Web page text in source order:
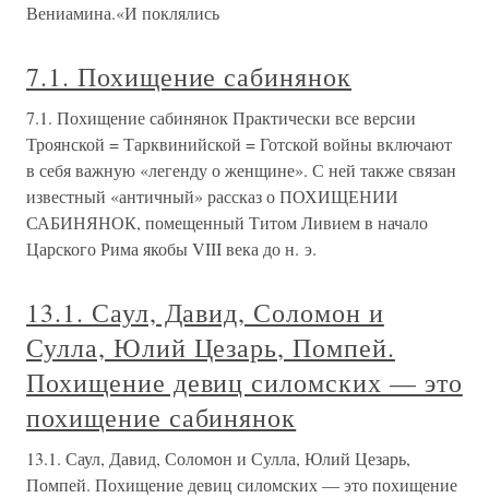
Вениамина.«И поклялись
7.1. Похищение сабинянок
7.1. Похищение сабинянок Практически все версии
Троянской = Тарквинийской = Готской войны включают
в себя важную «легенду о женщине». С ней также связан
известный «античный» рассказ о ПОХИЩЕНИИ
САБИНЯНОК, помещенный Титом Ливием в начало
Царского Рима якобы VIII века до н. э.
13.1. Саул, Давид, Соломон и
Сулла, Юлий Цезарь, Помпей.
Похищение девиц силомских — это
похищение сабинянок
13.1. Саул, Давид, Соломон и Сулла, Юлий Цезарь,
Помпей. Похищение девиц силомских — это похищение